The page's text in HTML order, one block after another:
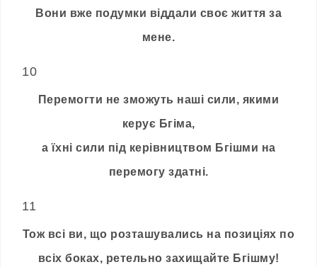
Вони вже подумки віддали своє життя за
мене.
10
Перемогти не зможуть наші сили, якими
керує Бгіма,
а їхні сили під керівництвом Бгішми на
перемогу здатні.
11
Тож всі ви, що розташувались на позиціях по
всіх боках, ретельно захищайте Бгішму!